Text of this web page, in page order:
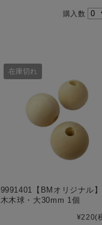
購入数
9991401【BMオリジナル
木木球・大30mm 1個
¥220(
在庫切れ